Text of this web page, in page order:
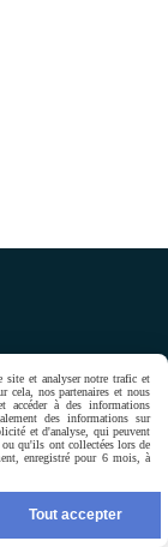
Créer un
site et analyser notre trafic et
cela, nos partenaires et nous
accéder à des informations
des informations sur
et d'analyse, qui peuvent
qu'ils ont collectées lors de
enregistré pour 6 mois, à
Tout accepter